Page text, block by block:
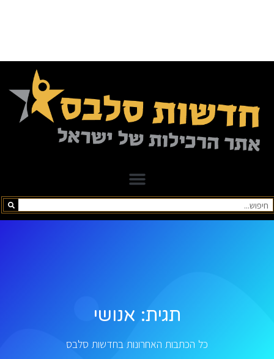
תגית: אנושי
כל הכתבות האחרונות בחדשות סלבס